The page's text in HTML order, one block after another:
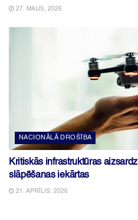
27. MAIJS, 2026
NACIONĀLĀ DROŠĪBA
Kritiskās infrastruktūras
slāpēšanas iekārtas
21. APRĪLIS, 2026